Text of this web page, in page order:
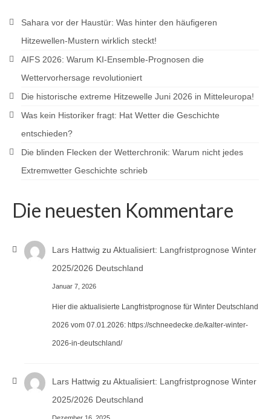
Sahara vor der Haustür: Was hinter den häufigeren
Hitzewellen-Mustern wirklich steckt!
AIFS 2026: Warum KI-Ensemble-Prognosen die
Wettervorhersage revolutioniert
Die historische extreme Hitzewelle Juni 2026 in Mitteleuropa!
Was kein Historiker fragt: Hat Wetter die Geschichte
entschieden?
Die blinden Flecken der Wetterchronik: Warum nicht jedes
Extremwetter Geschichte schrieb
Die neuesten Kommentare
Lars Hattwig zu Aktualisiert: Langfristprognose Winter
2025/2026 Deutschland
Januar 7, 2026
Hier die aktualisierte Langfristprognose für Winter Deutschland
2026 vom 07.01.2026: https://schneedecke.de/kalter-winter-
2026-in-deutschland/
Lars Hattwig zu Aktualisiert: Langfristprognose Winter
2025/2026 Deutschland
Dezember 16, 2025